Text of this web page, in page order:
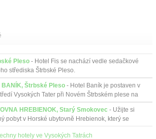
Pleso - Hotel Fis se nachází vedle sedačkové
střediska Štrbské Pleso.
BANÍK, Štrbské Pleso - Hotel Baník je postaven v
Vysokých Tater při Novém Štrbském plese na
národního parku, který je ne...
HREBIENOK, Starý Smokovec - Užijte si
pobyt v Horské ubytovně Hrebienok, který se
horní stanicí pozemní lanovky ve Starém
hotely ve Vysokých Tatrách